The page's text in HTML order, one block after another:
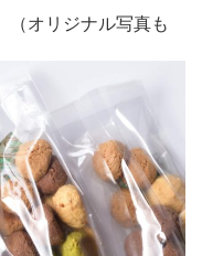
（オリジナル写真も